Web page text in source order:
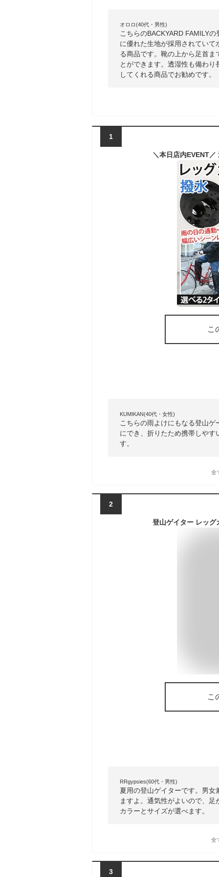
オロロ(40代・男性)
こちらのBACKYARD FAMILY
に優れた生地が採用されてい
る商品です。靴の上から足首
とができます。透湿性も備わ
してくれる商品でお勧めです。
1
こ
KUMIKAN(40代・女性)
こちらの雨よけにもなる登山
にでき、折りたため携帯しや
す。
全
2
こ
RRgypsies(60代・男性)
夏用の登山ゲイターです。男
ますよ。通気性がよいので、
カラーとサイズが選べます。
全
3